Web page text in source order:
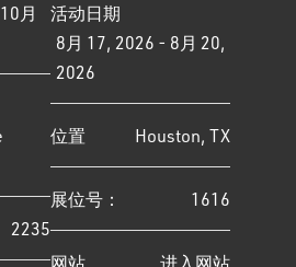
月
2235
活动日期
8月 17, 2026 - 8月 20,
2026
位置 Houston, TX
展位号： 1616
网站 进入网站